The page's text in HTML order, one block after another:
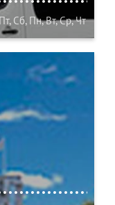
Пт, Сб, Пн, Вт, Ср, Чт